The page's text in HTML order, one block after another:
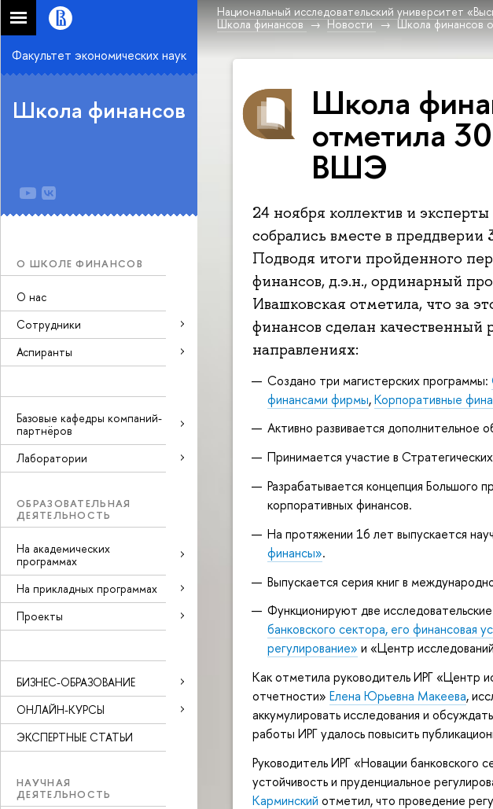
Национальный исследовательский университет
Школа финансов
Новости Школа финансов
Факультет экономических наук
Школа финансов
О ШКОЛЕ ФИНАНСОВ
О нас
Сотрудники
Аспиранты
Базовые кафедры компаний-
партнёров
Лаборатории
ОБРАЗОВАТЕЛЬНАЯ
ДЕЯТЕЛЬНОСТЬ
На академических
программах
На прикладных программах
Проекты
БИЗНЕС-ОБРАЗОВАНИЕ
ОНЛАЙН-КУРСЫ
ЭКСПЕРТНЫЕ СТАТЬИ
НАУЧНАЯ
ДЕЯТЕЛЬНОСТЬ
Школа
отметила
ВШЭ
24 ноября коллектив и
собрались вместе в
Подводя итоги пройденного
финансов, д.э.н., ординарный
Ивашковская отметила, что за
финансов сделан качественный
направлениях:
Создано три магистерских программы:
финансами фирмы,Корпоративные
Активно развивается дополнительное
Принимается участие в
Разрабатывается концепция Большого
корпоративных финансов.
На протяжении 16 лет выпускается
финансы».
Выпускается серия книг в
Функционируют две
банковского сектора, его финансовая
регулирование» и«Центр
Как отметила руководитель ИРГ «Центр
отчетности» Елена Юрьевна Макеева,
аккумулировать исследования и
работы ИРГ удалось повысить
Руководитель ИРГ «Новации банковского
устойчивость и пруденциальное
Карминский отметил, что проведение